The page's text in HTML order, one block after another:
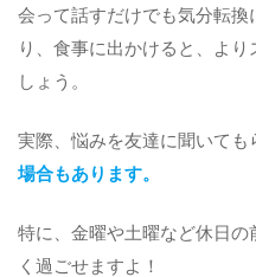
会って話すだけでも気分転
り、食事に出かけると、よ
しょう。
実際、悩みを友達に聞いても
場合もあります。
特に、金曜や土曜など休日
く過ごせますよ！